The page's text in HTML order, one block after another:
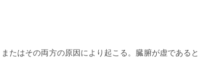
たはその両方の原因により起こる。臓腑が虚であると